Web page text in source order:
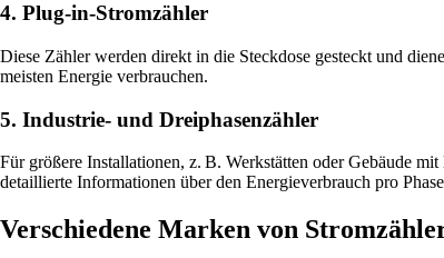
4. Plug-in-Stromzähler
Diese Zähler werden direkt in die Steckdose gesteckt und
meisten Energie verbrauchen.
5. Industrie- und Dreiphasenzähler
Für größere Installationen, z. B. Werkstätten oder Gebäude
detaillierte Informationen über den Energieverbrauch pro
Verschiedene Marken von